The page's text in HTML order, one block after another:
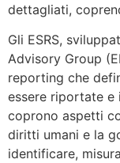
dettagliati,
Gli ESRS,
Advisory Group
reporting che
essere riportate e
coprono aspetti
diritti umani e la
identificare,